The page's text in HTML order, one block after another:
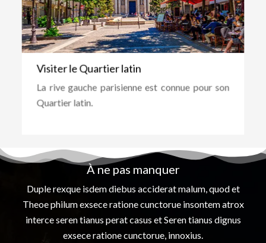
Visiter le Quartier latin
La rive gauche parisienne est connue pour son
Quartier latin.
À ne pas manquer
Duple rexque isdem diebus acciderat malum, quod et
Theoe philum exsece ratione cunctorue insontem atrox
interce seren tianus perat casus et Seren tianus dignus
exsece ratione cunctorue, innoxius.